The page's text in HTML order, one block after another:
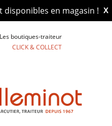
X
disponibles en magasin !
Les boutiques-traiteur
CLICK & COLLECT